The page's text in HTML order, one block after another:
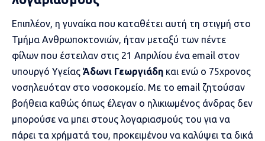
Επιπλέον, η γυναίκα που καταθέτει αυτή τη στιγμή στο
Τμήμα Ανθρωποκτονιών, ήταν μεταξύ των πέντε
φίλων που έστειλαν στις 21 Απριλίου ένα email στον
υπουργό Υγείας Άδωνι Γεωργιάδη και ενώ ο 75χρονος
νοσηλευόταν στο νοσοκομείο. Με το email ζητούσαν
βοήθεια καθώς όπως έλεγαν ο ηλικιωμένος άνδρας δεν
μπορούσε να μπει στους λογαριασμούς του για να
πάρει τα χρήματά του, προκειμένου να καλύψει τα δικά